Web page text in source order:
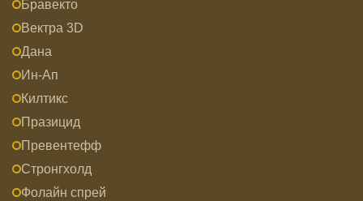
Бравекто
Вектра 3D
Дана
Ин-Ап
Килтикс
Празицид
Превентефф
Стронгхолд
Фолайн спрей